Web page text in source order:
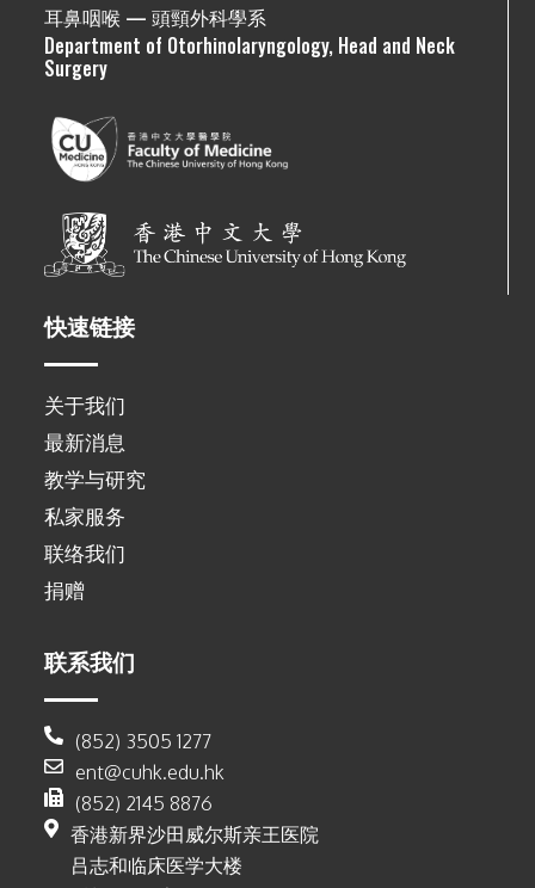
耳鼻咽喉 — 頭頸外科學系
Department of Otorhinolaryngology, Head and Neck
Surgery
快速链接
关于我们
最新消息
教学与研究
私家服务
联络我们
捐赠
联系我们
(852) 3505 1277
ent@cuhk.edu.hk
(852) 2145 8876
香港新界沙田威尔斯亲王医院
吕志和临床医学大楼